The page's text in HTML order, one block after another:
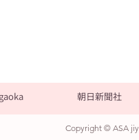
朝日新聞社
Copyright © ASA